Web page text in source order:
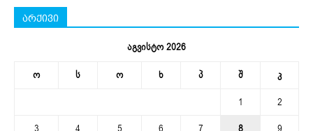
არქივი
აგვისტო 2026
ო ს ო ხ პ შ კ
1
2
3
4 5 6 7 8
9